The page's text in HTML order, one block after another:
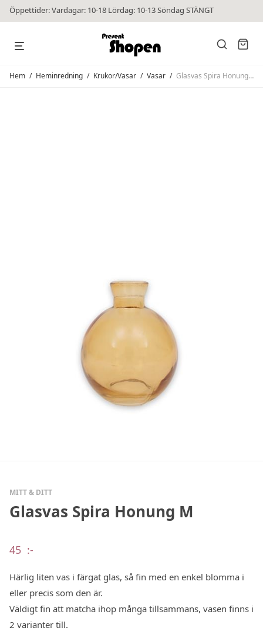
Öppettider: Vardagar: 10-18 Lördag: 10-13 Söndag STÄNGT
Hem / Heminredning / Krukor/Vasar / Vasar / Glasvas Spira Honung M
MITT & DITT
Glasvas Spira Honung M
45 :-
Härlig liten vas i färgat glas, så fin med en enkel blomma i
eller precis som den är.
Väldigt fin att matcha ihop många tillsammans, vasen finns i
2 varianter till.